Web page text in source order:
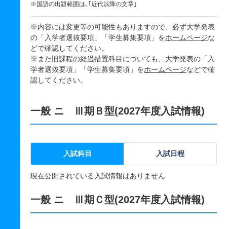
※国語の出題範囲は､｢近代以降の文章｣
※内容には変更等の可能性もありますので、必ず大学発表
の「入学者選抜要項」「学生募集要項」をホームページな
どで確認してください。
※また旧課程の経過措置科目についても、大学発表の「入
学者選抜要項」「学生募集要項」をホームページなどで確
認してください。
一般 ニ Ⅲ期Ｂ型(2027年度入試情報)
入試科目 入試日程
現在公開されている入試情報はありません
一般 ニ Ⅲ期Ｃ型(2027年度入試情報)